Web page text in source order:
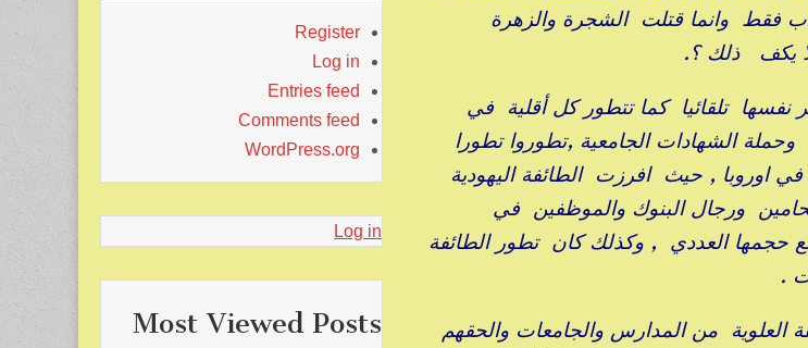
فقط وانما قتلت الشجرة والزهرة
يكف ذلك ؟.
تلقائيا كما تتطور كل أقلية في
الشهادات الجامعية ,تطوروا تطورا
في اوروبا , حيث افرزت الطائفة اليهودية
ورجال البنوك والموظفين في
حجمها العددي , وكذلك كان تطور الطائفة
.
العلوية من المدارس والجامعات والحقهم
Register
Log in
Entries feed
Comments feed
WordPress.org
Log in
Most Viewed Posts